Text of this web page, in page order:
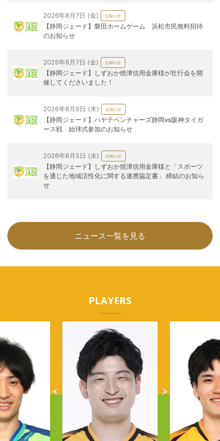
2026年8月7日 (金) お知らせ
【静岡ジェード】磐田ホームゲーム 浜松市民無料招待
のお知らせ
2026年8月7日 (金) お知らせ
【静岡ジェード】しずおか焼津信用金庫様が壮行会を開
催してくださいました！
2026年8月6日 (木) お知らせ
【静岡ジェード】ハヤテベンチャーズ静岡vs阪神タイガ
ース戦 始球式参加のお知らせ
2026年8月5日 (水) お知らせ
【静岡ジェード】しずおか焼津信用金庫様と「スポーツ
を通じた地域活性化に関する連携協定書」 締結のお知ら
せ
ニュース一覧を見る
PLAYERS